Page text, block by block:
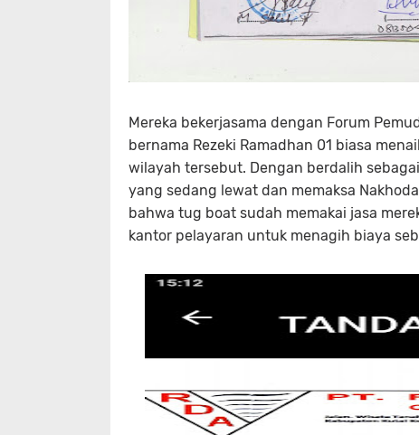
Mereka bekerjasama dengan Forum
bernama Rezeki Ramadhan 01 biasa
wilayah tersebut. Dengan berdalih
yang sedang lewat dan memaksa
bahwa tug boat sudah memakai jasa
kantor pelayaran untuk menagih biaya